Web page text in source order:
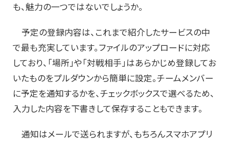
も、魅力の一つではないでしょうか。
予定の登録内容は、これまで紹介したサービスの中
で最も充実しています。ファイルのアップロードに対応
しており、「場所」や「対戦相手」はあらかじめ登録してお
いたものをプルダウンから簡単に設定。チームメンバー
に予定を通知するかを、チェックボックスで選べるため、
入力した内容を下書きして保存することもできます。
通知はメールで送られますが、もちろんスマホアプリ